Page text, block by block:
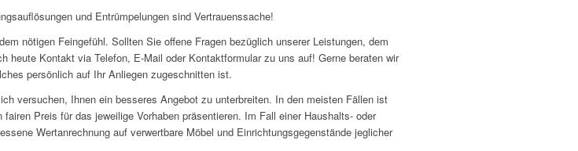
und Entrümpelungen sind Vertrauenssache!
nötigen Feingefühl. Sollten Sie offene Fragen bezüglich unserer Leistungen, dem
heute Kontakt via Telefon, E-Mail oder Kontaktformular zu uns auf! Gerne beraten wir
persönlich auf Ihr Anliegen zugeschnitten ist.
versuchen, Ihnen ein besseres Angebot zu unterbreiten. In den meisten Fällen ist
Preis für das jeweilige Vorhaben präsentieren. Im Fall einer Haushalts- oder
Wertanrechnung auf verwertbare Möbel und Einrichtungsgegenstände jeglicher